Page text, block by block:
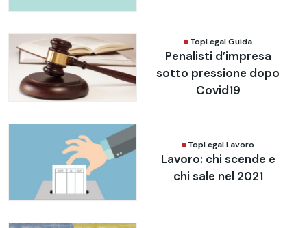
TopLegal Guida
Penalisti d’impresa
sotto pressione dopo
Covid19
TopLegal Lavoro
Lavoro: chi scende e
chi sale nel 2021